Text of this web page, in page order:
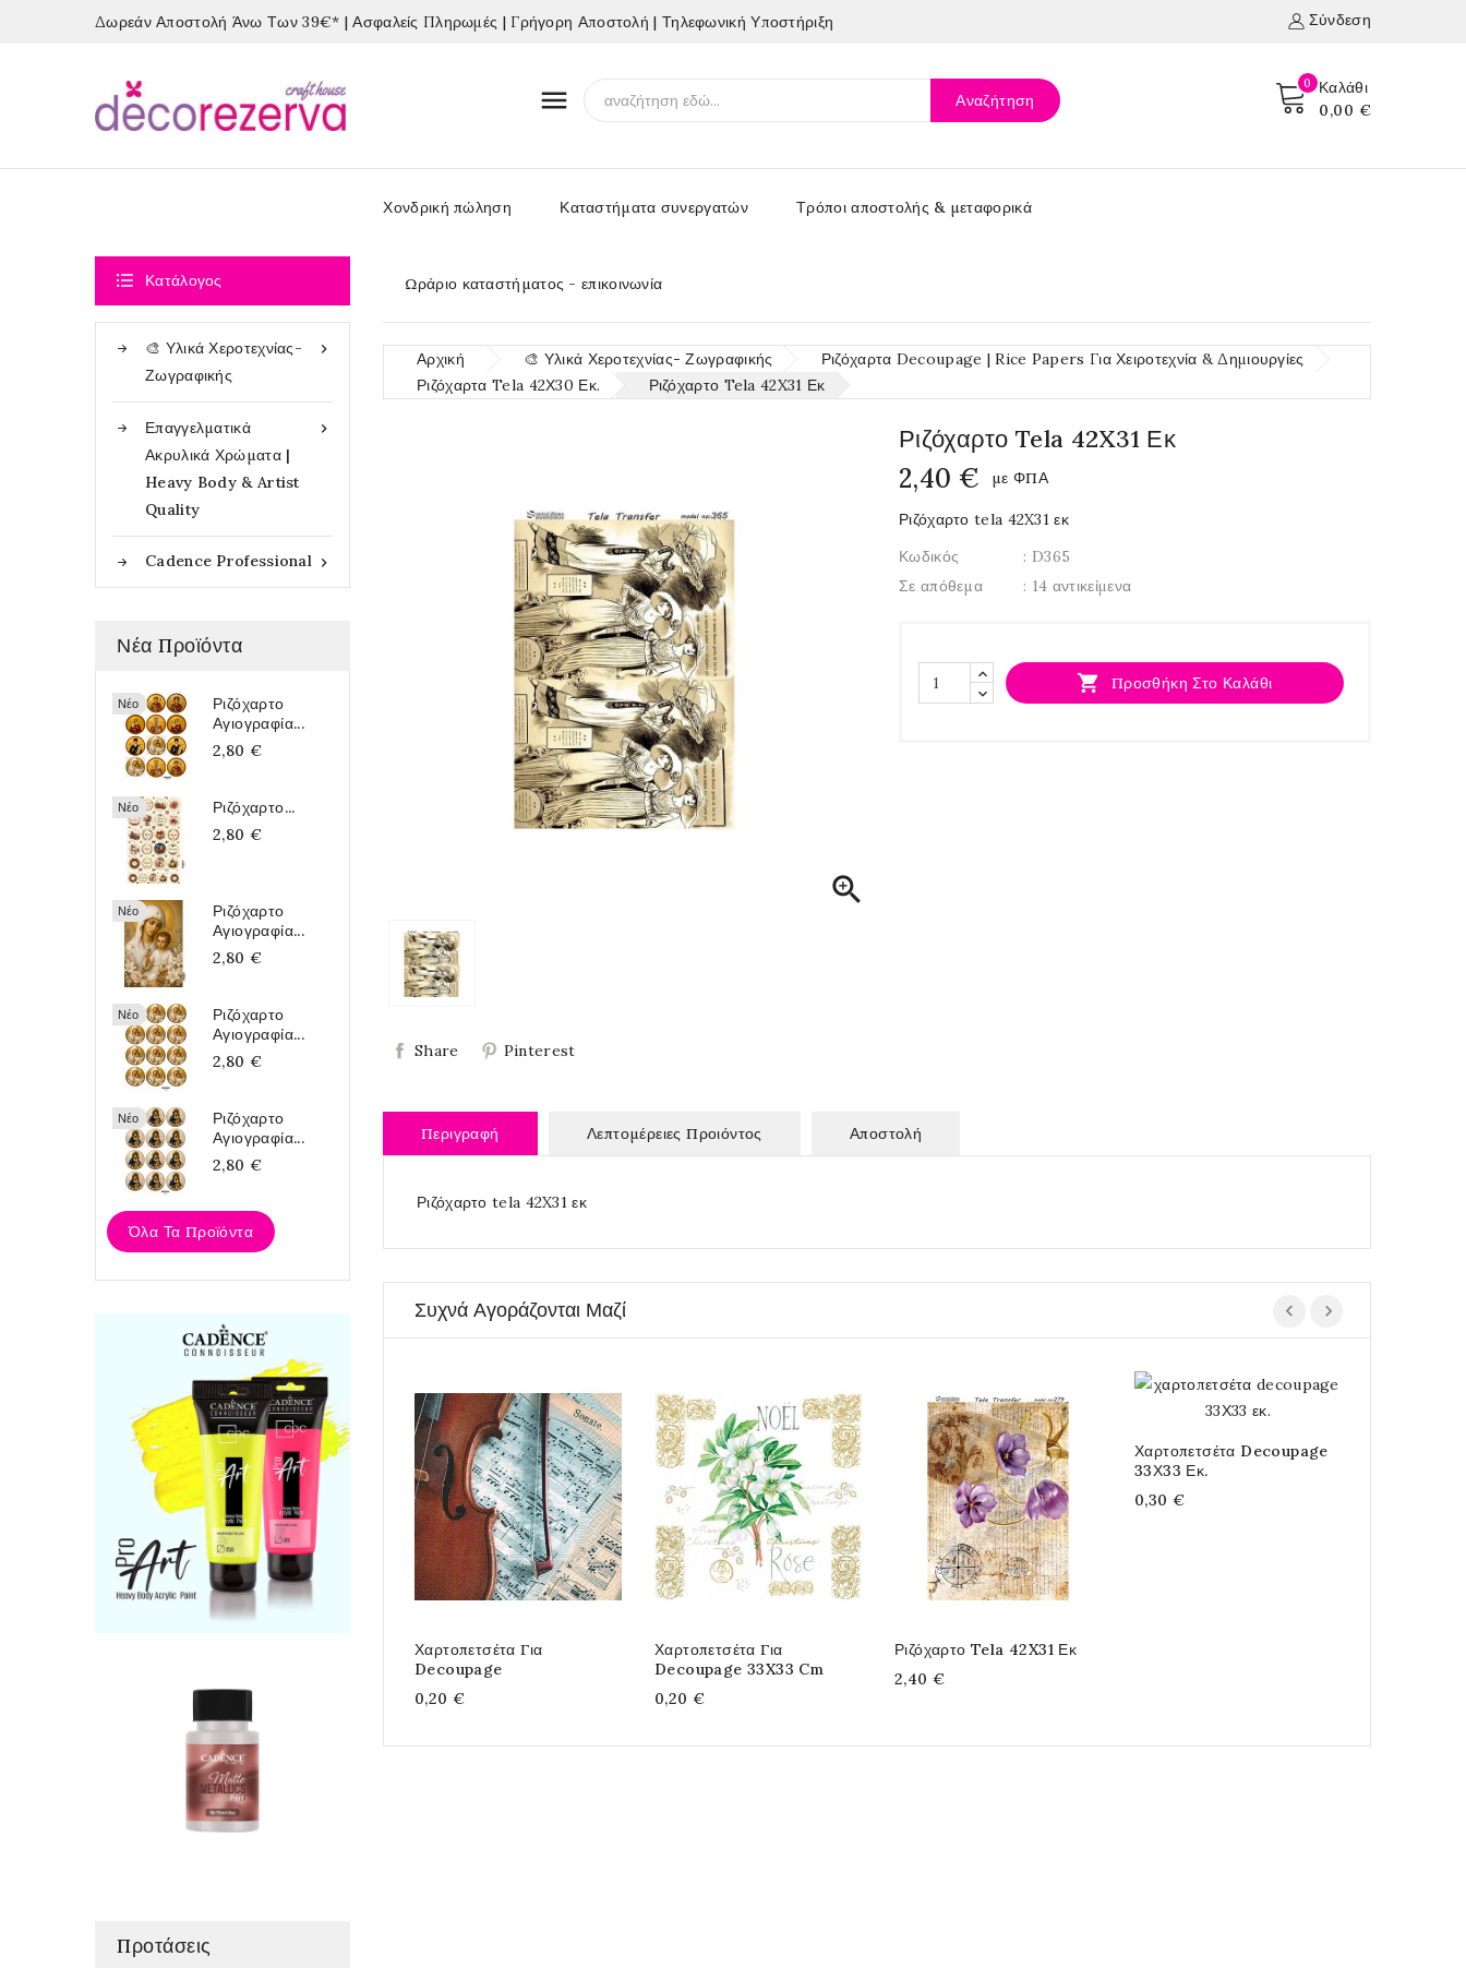
Δωρεάν Αποστολή Άνω Των 39€* | Ασφαλείς Πληρωμές | Γρήγορη Αποστολή | Τηλεφωνική Υποστήριξη Σύνδεση
0
Καλάθι
0,00 €
 Αναζήτηση
Χονδρική πώληση Καταστήματα συνεργατών Τρόποι αποστολής & μεταφορικά
Ωράριο καταστήματος - επικοινωνία
 Κατάλογος

🎨 Υλικά Χεροτεχνίας-
Ζωγραφικής

Επαγγελματικά
Ακρυλικά Χρώματα |
Heavy Body & Artist
Quality

Cadence Professional
Νέα Προϊόντα
Νέο
Ριζόχαρτο
Αγιογραφία...
2,80 €
Νέο
Ριζόχαρτο...
2,80 €
Νέο
Ριζόχαρτο
Αγιογραφία...
2,80 €
Νέο
Ριζόχαρτο
Αγιογραφία...
2,80 €
Νέο
Ριζόχαρτο
Αγιογραφία...
2,80 €
Όλα Τα Προϊόντα
Προτάσεις
Αρχική 🎨 Υλικά Χεροτεχνίας- Ζωγραφικής
Ριζόχαρτα Decoupage | Rice Papers Για Χειροτεχνία & Δημιουργίες
Ριζόχαρτα Tela 42Χ30 Εκ.
Ριζόχαρτο Tela 42X31 Εκ

Share Pinterest
Ριζόχαρτο Tela 42X31 Εκ
2,40 € με ΦΠΑ
Ριζόχαρτο tela 42X31 εκ
Κωδικός
: D365
Σε απόθεμα
: 14 αντικείμενα
 Προσθήκη Στο Καλάθι
Περιγραφή Λεπτομέρειες Προιόντος Αποστολή
Ριζόχαρτο tela 42X31 εκ
Συχνά Αγοράζονται Μαζί
Χαρτοπετσέτα Για
Decoupage
0,20 €
Χαρτοπετσέτα Για
Decoupage 33X33 Cm
0,20 €
Ριζόχαρτο Tela 42X31 Εκ
2,40 €
Χαρτοπετσέτα Decoupage
33Χ33 Εκ.
0,30 €